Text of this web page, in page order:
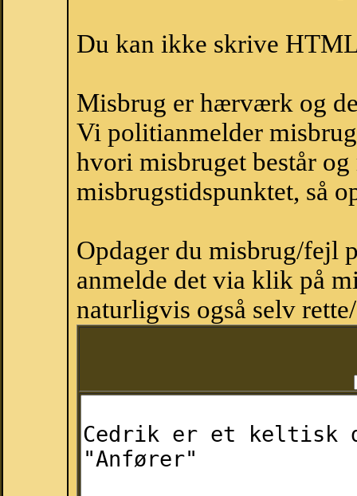
Du kan ikke skrive
Misbrug er hærværk og
Vi politianmelder
hvori misbruget består
misbrugstidspunktet, så
Opdager du misbrug/fejl
anmelde det via klik på
naturligvis også selv